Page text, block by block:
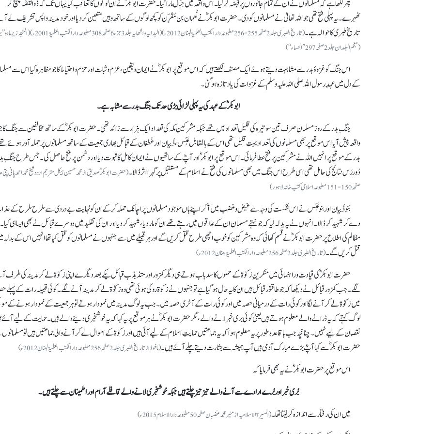
پھر لکھا ہے کہ مسلمانوں نے ان کے تمام جانوروں پر قبضہ کر لیا۔ اس واقعہ میں حِبَال مارا گیا۔ حضرت ابوبکرؓ نے ان لوگوں کا تعاقب کیا یہاں تک کہذُوالقَصَّہپہنچ کر
ٹھہرے۔ یہ پہلی فتح تھی جو اللہ تعالیٰ نے مسلمانوں کو دی۔ حضرت ابوبکرؓ نےنُعمان بن مُقَرِّنکوکچھ لوگوں کے ساتھ وہیں متعین کر دیا اور خود مدینہ واپس تشریف لے
تاریخ طبری کا حوالہ ہے۔
(تاریخ الطبری جلد 2 صفحہ255-256 مطبوعہ دار الکتب العلمیۃ لبنان 2012ء)(البدایہ و النھایہ جلد3 جزء 6 صفحہ308مطبوعہ دار
(معجم البلدان جلد 2 صفحہ 297 ’’الحساء‘‘)
اس جنگ کو غزوۂ بدر سے مشابہت دیتے ہوئے ایک مصنف لکھتے ہیں کہ اس موقع پر ابوبکرؓ نے ایمان و یقین، عزم و ثبات اور حزم و احتیاط کا جو مظاہرہ کیا اس سے
کے دل میں عہدِ رسول اللہ صلی اللہ علیہ وسلم کے غزوات کی یاد تازہ ہو گئی۔
ابوبکرؓ کے عہد کی یہ پہلی لڑائی بڑی حد تک جنگ بدر سے مشابہ ہے۔
جنگِ بدر کے روز مسلمان صرف تین سو تیرہ کی قلیل تعدا دمیں تھے جبکہ مشرکین مکہ کی تعداد ایک ہزار سے زائد تھی۔ حضرت ابوبکرؓ کے ساتھ مخالفین سے جنگ کا
واقعہ پیش آیا اس موقع پر بھی مسلمانوں کی تعداد بہت قلیل تھی اس کے بالمقابل عَبْس، ذُبیان اور غَطفان کے قبائل بھاری جمعیت کے ساتھ مسلمانوں پر حملہ آور ہوئے
بدر کے موقع پر انہیں اللہ نے مشرکین پر فتح عطا فرمائی۔ اس موقع پر ابوبکرؓ اور آپؓ کے ساتھیوں نے ایمان کامل کا ثبوت دیا اور دشمن پر فتح حاصل کی۔ جس طرح جنگِ
دُوررَس نتائج کی حامل تھی اسی طرح اس جنگ میں بھی مسلمانوں کی فتح نے اسلام کے مستقبل پر گہرا اثر ڈالا۔(حضرت ابوبکرؓ صدیق ازمحمدحسین ہیکل مترجم اردو شیخ محمداحمدپانی
صفحہ 150-151مطبوعہ اسلامی کتب خانہ لاہور)
بَنوذُبیاناوربنو عَبْسنے اس شکست کی وجہ سے غیض و غضب میں آ کر اپنے ہاں موجود مسلمانوں پر اچانک حملہ کر کے ان کو نہایت بے دردی سے طرح طرح کے
دے کر شہید کر ڈالا۔ انہوں نے یہ بدلہ لیا کہ جو نہتے مسلمان ان کے علاقوں میں رہتے تھے ان کو مار دیا، شہید کر دیا اور ان کی تقلید میں دوسرے قبائل نے بھی ایسا ہی
مظالم کی اطلاع پر حضرت ابوبکرؓ نے قَسم کھائی کہ وہ مشرکین کو خوب اچھی طرح قتل کریں گے اور ہر قبیلے میں سے جنہوں نے مسلمانوں کو قتل کیا تھا انہیں اس کے بدلہ
قتل کریں گے۔(تاریخ الطبری جلد 2 صفحہ 256 مطبوعہ دار الکتب العلمیۃ لبنان 2012ء)
حضرت ابوبکرؓ کی قیادت و راہنمائی میں منکرینِ زکوٰۃ کے حملوں کا سدباب ہوتے ہی دیگر کمزور اور متذبذب قبائل یکے بعد دیگرے اپنی زکوٰۃ لے کر مدینہ کی طرف
لگے۔ جب کمزور قبائل نے دیکھا کہ جو طاقتور قبائل ہیں ان کا یہ حال ہو گیا ہے تو جنہوں نے زکوٰۃ روکی ہوئی تھی وہ زکوٰۃ لے کر مدینہ آنے لگے۔ کوئی قبیلہ رات کے پہلے
میں زکوٰۃ لے کر آنے لگا اور کوئی رات کے درمیانی حصہ میں اور کوئی رات کے آخری حصہ میں۔ جب یہ لوگ مدینہ میں نمودار ہوتے تو ہر جمعیت کے نمودار ہونے کے
لوگ کہتے کہ یہ ڈرانے والے معلوم ہوتے ہیں یعنی کوئی بری خبر لانے والے،مگر حضرت ابوبکرؓ نے ہر موقع پر یہ کہا کہ یہ خوشخبری دینے والے ہیں۔ حمایت کے لیے آئے
نقصان کے لیے نہیں۔ چنانچہ جب باقاعدہ طور پر یہ معلوم ہوا کہ یہ جماعتیں حمایتِ اسلام کے لیے آئی ہیں اور زکوٰۃ کے اموال لے کر آنے والی جماعتیں ہیں تو
حضرت ابوبکرؓ سے کہا آپؓ بڑے مبارک آدمی ہیں آپ ہمیشہ سے بشارت دیتےچلے آئے ہیں۔(ماخوذ از تاریخ الطبری جلد 2 صفحہ 256 مطبوعہ دار الکتب العلمیۃ لبنان 2012ء)
اس موقع پر حضرت ابوبکرؓ نے یہ بھی فرمایا کہ
بُری خبر اور بُرے ارادے سے آنے والے تیز تیز چلتے ہیں جبکہ خوشخبری لانے والے قافلے آرام اور اطمینان سے چلتے ہیں۔
میں ان کی رفتار سے اندازہ کر لیتا تھا۔( المسیرۃ الاسلامیہ از منیر محمد غضبان صفحہ 50 مطبوعہ دارالاسلام2015ء)